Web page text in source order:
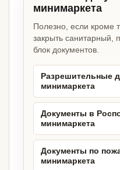
минимаркета
Полезно, если кроме
закрыть санитарный,
блок документов.
Разрешительные
минимаркета
Документы в
минимаркета
Документы по
минимаркета